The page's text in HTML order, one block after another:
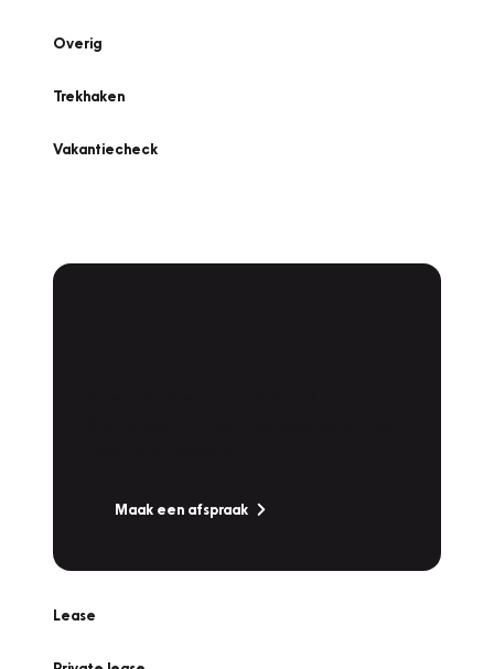
Overig
Trekhaken
Vakantiecheck
Maak een afspraak
Lease